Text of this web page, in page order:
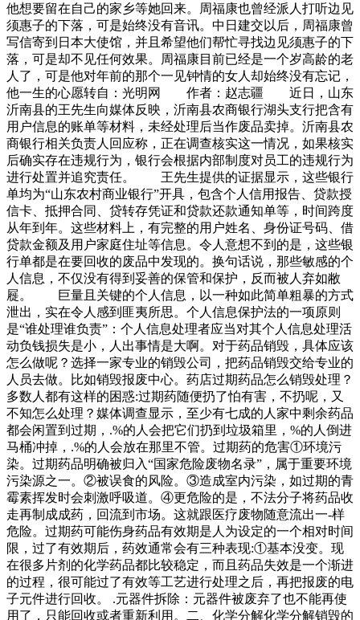
他想要留在自己的家乡等她回来。周福康也曾经派人打听边见
须惠子的下落，可是始终没有音讯。中日建交以后，周福康曾
写信寄到日本大使馆，并且希望他们帮忙寻找边见须惠子的下
落，可是却不见任何效果。周福康目前已经是一个岁高龄的老
人了，可是他对年前的那个一见钟情的女人却始终没有忘记，
他一生的心愿转自：光明网 作者：赵志疆 近日，山东
沂南县的王先生向媒体反映，沂南县农商银行湖头支行把含有
用户信息的账单等材料，未经处理后当作废品卖掉。沂南县农
商银行相关负责人回应称，正在调查核实这一情况，如果核实
后确实存在违规行为，银行会根据内部制度对员工的违规行为
进行处置并追究责任。 王先生提供的证据显示，这些银行
单均为“山东农村商业银行”开具，包含个人信用报告、贷款授
信卡、抵押合同、贷转存凭证和贷款还款通知单等，时间跨度
从年到年。这些材料上，有完整的用户姓名、身份证号码、借
贷款金额及用户家庭住址等信息。令人意想不到的是，这些银
行单都是在要回收的废品中发现的。换句话说，那些敏感的个
人信息，不仅没有得到妥善的保管和保护，反而被人弃如敝
屣。 巨量且关键的个人信息，以一种如此简单粗暴的方式
泄出，实在令人感到匪夷所思。个人信息保护法的一项原则
是“谁处理谁负责”：个人信息处理者应当对其个人信息处理活
动负钱损失是小，人出事情是大啊。对于药品销毁，具体应该
怎么做呢？选择一家专业的销毁公司，把药品销毁交给专业的
人员去做。比如销毁报废中心。药店过期药品怎么销毁处理？
多数人都有这样的困惑:过期药随便扔了怕有害，不扔呢，又
不知怎么处理？媒体调查显示，至少有七成的人家中剩余药品
都会闲置到过期，.%的人会把它们扔到垃圾箱里，%的人倒进
马桶冲掉，.%的人会放在那里不管。过期药的危害①环境污
染。过期药品明确被归入“国家危险废物名录”，属于重要环境
污染源之一。②被误食的风险。③造成室内污染，如过期的青
霉素挥发时会刺激呼吸道。④更危险的是，不法分子将药品收
走再制成成药，回流到市场。这就跟医疗废物随意流出一-样
危险。过期药可能伤身药品有效期是人为设定的一个相对时间
限，过了有效期后，药效通常会有三种表现:①基本没变。现
在很多片剂的化学药品都比较稳定，而且药品失效是一个渐进
的过程，很可能过了有效等工艺进行处理之后，再把报废的电
子元件进行回收。 .元器件拆除：元器件被废弃了也不能再使
用了，只能回收或者重新利用。二、化学分解化学分解销毁的